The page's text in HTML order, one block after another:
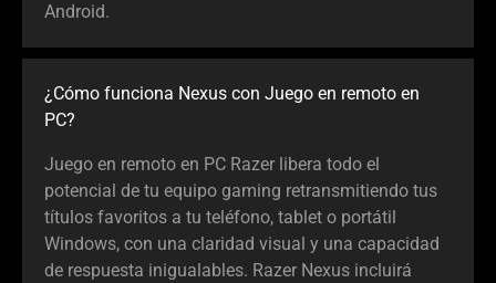
Android.
¿Cómo funciona Nexus con Juego en remoto en
PC?
Juego en remoto en PC Razer libera todo el
potencial de tu equipo gaming retransmitiendo tus
títulos favoritos a tu teléfono, tablet o portátil
Windows, con una claridad visual y una capacidad
de respuesta inigualables. Razer Nexus incluirá